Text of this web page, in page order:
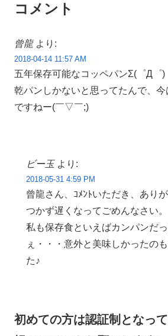
コメント
曾龍 より:
2018-04-14 11:57 AM
五年保存可能なコッペパンΣ(゜Д゜)
乾パンしかないと思ってたんで、
ですねー(￣▽￣;)
ビー玉 より:
2018-05-31 4:59 PM
曾龍さん、ｺﾒﾝﾄいただき、あり
つかず遅くなってごめんなさい。
私も保存食といえばカンパンだ
ぇ・・・意外と美味しかったの
た♪
初めての方は認証制となっ